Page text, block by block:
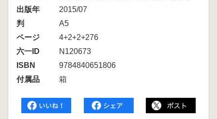
出版年
2015/07
判
A5
ページ
4+2+2+276
六一ID
N120673
ISBN
9784840651806
付属品
箱